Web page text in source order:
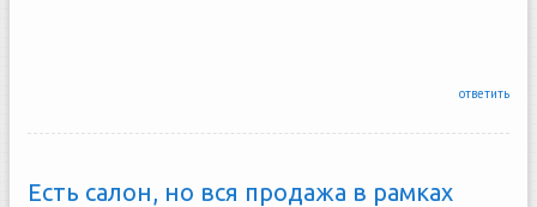
ответить
Есть салон, но вся продажа в рамках